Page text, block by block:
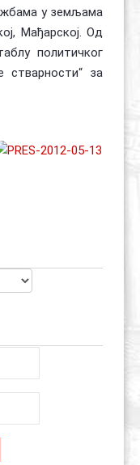
у земљама
Мађарској. Од
политичког
стварности“ за